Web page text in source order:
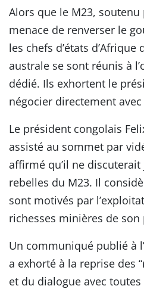
Alors que le M23, soutenu
menace de renverser le
les chefs d’états d’Afrique
australe se sont réunis à
dédié. Ils exhortent le
négocier directement
Le président congolais
assisté au sommet par
affirmé qu’il ne discuterait
rebelles du M23. Il
sont motivés par
richesses minières de son
Un communiqué publié à
a exhorté à la reprise des
et du dialogue avec